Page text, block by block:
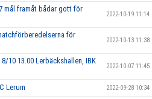
mål framåt bådar gott för
2022-10-19 11:14
för
2022-10-13 11:38
10 13.00 Lerbäckshallen, IBK
2022-10-07 11:45
Lerum 2022-09-28 10:34